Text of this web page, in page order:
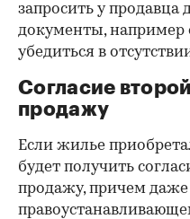
запросить у продавца
документы, например
убедиться в
Согласие
продажу
Если жилье
будет получить
продажу, причем даже